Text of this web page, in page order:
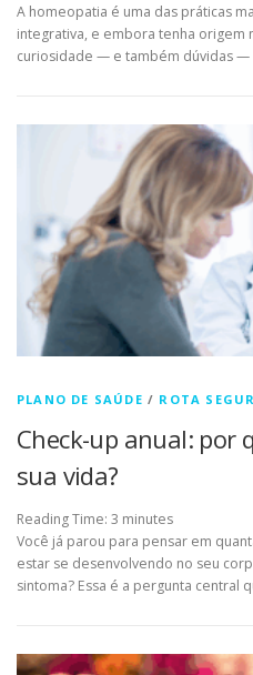
A homeopatia é uma das práticas
integrativa, e embora tenha origem
curiosidade — e também dúvidas
PLANO DE SAÚDE / ROTA
Check-up anual: por
sua vida?
Reading Time: 3 minutes
Você já parou para pensar em
estar se desenvolvendo no seu
sintoma? Essa é a pergunta central